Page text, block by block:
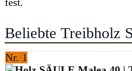
Beliebte Treibholz
Nr. 1